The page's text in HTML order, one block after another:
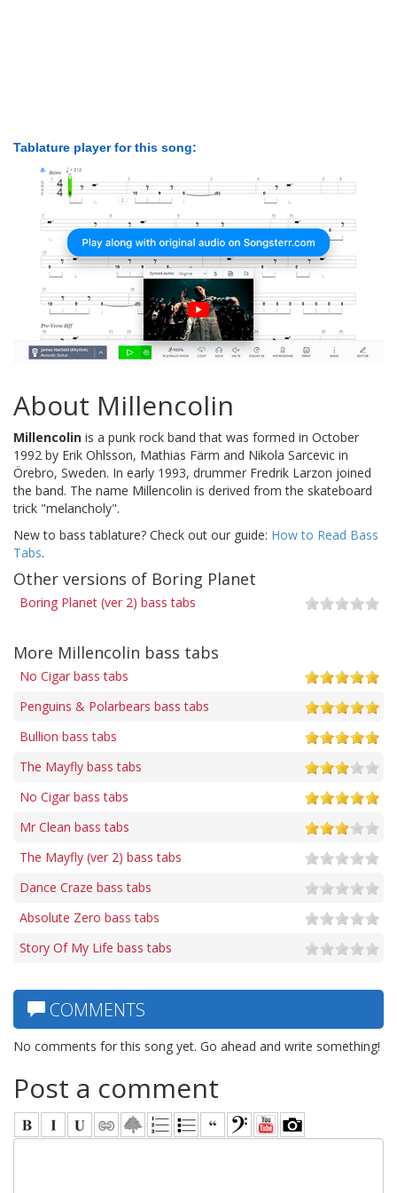
Tablature player for this song:
About Millencolin
Millencolin is a punk rock band that was formed in October
1992 by Erik Ohlsson, Mathias Färm and Nikola Sarcevic in
Örebro, Sweden. In early 1993, drummer Fredrik Larzon joined
the band. The name Millencolin is derived from the skateboard
trick "melancholy".
New to bass tablature? Check out our guide: How to Read Bass
Tabs.
Other versions of Boring Planet
Boring Planet (ver 2) bass tabs
More Millencolin bass tabs
No Cigar bass tabs
Penguins & Polarbears bass tabs
Bullion bass tabs
The Mayfly bass tabs
No Cigar bass tabs
Mr Clean bass tabs
The Mayfly (ver 2) bass tabs
Dance Craze bass tabs
Absolute Zero bass tabs
Story Of My Life bass tabs
COMMENTS
No comments for this song yet. Go ahead and write something!
Post a comment